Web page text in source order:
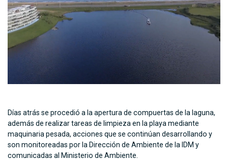
Días atrás se procedió a la apertura de compuertas de la laguna,
además de realizar tareas de limpieza en la playa mediante
maquinaria pesada, acciones que se continúan desarrollando y
son monitoreadas por la Dirección de Ambiente de la IDM y
comunicadas al Ministerio de Ambiente.